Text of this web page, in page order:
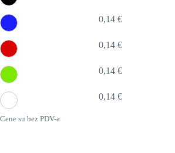
0,14 €
0,14 €
0,14 €
0,14 €
Cene su bez PDV-a